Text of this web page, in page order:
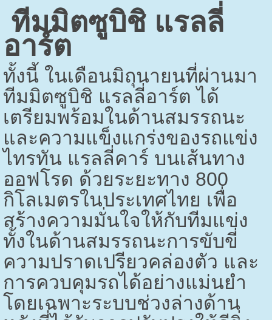
ทีมมิตซูบิชิ แรลลี่
อาร์ต
ทั้งนี้ ในเดือนมิถุนายนที่ผ่านมา
ทีมมิตซูบิชิ แรลลี่อาร์ต ได้
เตรียมพร้อมในด้านสมรรถนะ
และความแข็งแกร่งของรถแข่ง
ไทรทัน แรลลี่คาร์ บนเส้นทาง
ออฟโรด ด้วยระยะทาง 800
กิโลเมตรในประเทศไทย เพื่อ
สร้างความมั่นใจให้กับทีมแข่ง
ทั้งในด้านสมรรถนะการขับขี่
ความปราดเปรียวคล่องตัว และ
การควบคุมรถได้อย่างแม่นยำ
โดยเฉพาะระบบช่วงล่างด้าน